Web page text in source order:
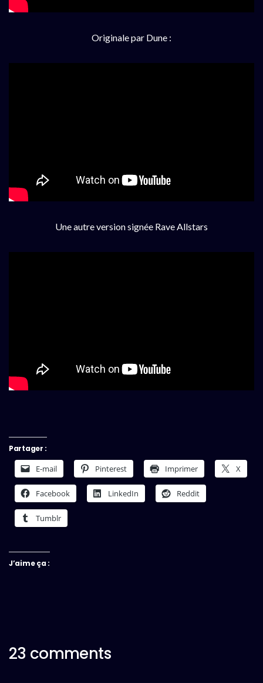
Originale par Dune :
Une autre version signée Rave Allstars
Partager :
E-mail Pinterest Imprimer X
Facebook LinkedIn Reddit
Tumblr
J’aime ça :
23 comments